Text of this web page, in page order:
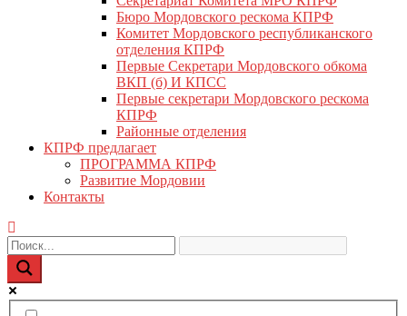
Бюро Мордовского рескома КПРФ
Комитет Мордовского республиканского
отделения КПРФ
Первые Секретари Мордовского обкома
ВКП (б) И КПСС
Первые секретари Мордовского рескома
КПРФ
Районные отделения
КПРФ предлагает
ПРОГРАММА КПРФ
Развитие Мордовии
Контакты